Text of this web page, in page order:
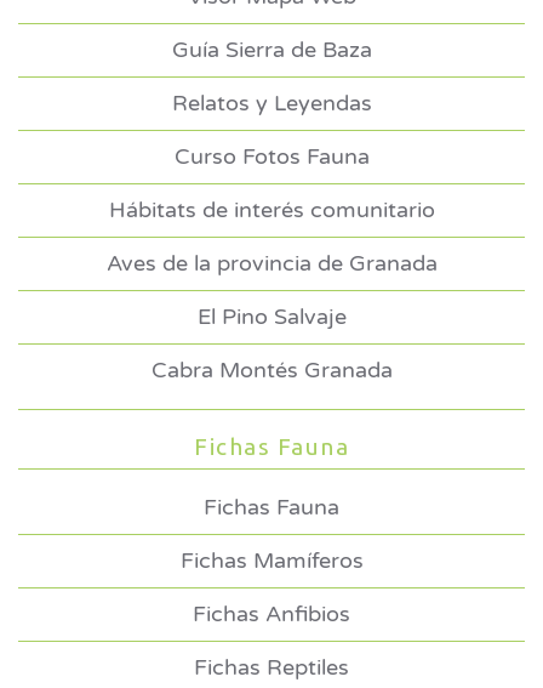
Guía Sierra de Baza
Relatos y Leyendas
Curso Fotos Fauna
Hábitats de interés comunitario
Aves de la provincia de Granada
El Pino Salvaje
Cabra Montés Granada
Fichas Fauna
Fichas Fauna
Fichas Mamíferos
Fichas Anfibios
Fichas Reptiles